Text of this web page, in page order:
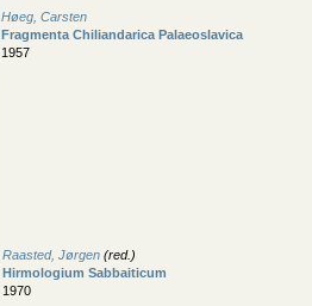
Høeg, Carsten
Fragmenta Chiliandarica Palaeoslavica
1957
Raasted, Jørgen (red.)
Hirmologium Sabbaiticum
1970